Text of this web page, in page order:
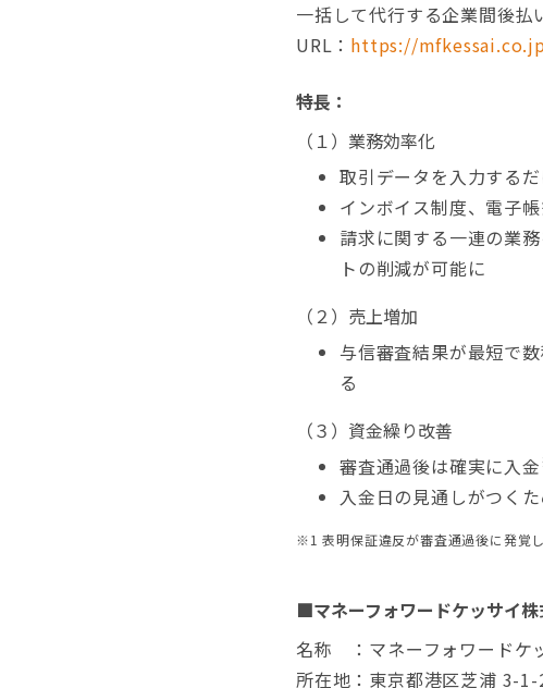
一括して代行する企業間後払
URL： https://
特長：
（１）業務効率化
取引データを入力する
インボイス制度、電子
請求に関する一連の業
トの削減が可能に
（２）売上増加
与信審査結果が最短で
る
（３）資金繰り改善
審査通過後は確実に入金
入金日の見通しがつく
※1 表明保証違反が審査通過後に発覚
■マネーフォワードケッサイ
名称 ：マネーフォワードケ
所在地：東京都港区芝浦 3-